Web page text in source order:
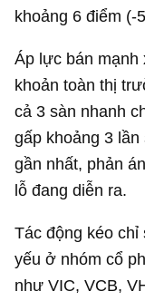
khoảng 6 điểm (-
Áp lực bán mạnh
khoản toàn thị
cả 3 sàn nhanh
gấp khoảng 3
gần nhất, phản
lỗ đang diễn ra.
Tác động kéo chỉ
yếu ở nhóm cổ
như VIC, VCB,